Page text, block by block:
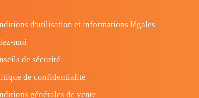
d'utilisation et informations légales
moi
de sécurité
de confidentialité
générales de vente